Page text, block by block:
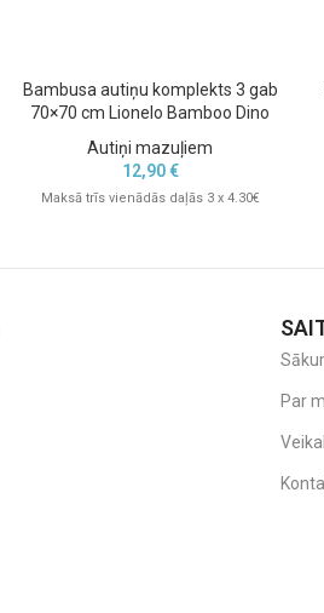
Bambusa autiņu komplekts 3 gab
70×70 cm Lionelo Bamboo Dino
Autiņi mazuļiem
12,90€
Maksā trīs vienādās daļās 3 x 4.30€
Par